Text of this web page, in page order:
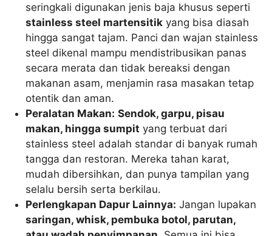
seringkali digunakan jenis baja khusus seperti
stainless steel martensitik yang bisa diasah
hingga sangat tajam. Panci dan wajan stainless
steel dikenal mampu mendistribusikan panas
secara merata dan tidak bereaksi dengan
makanan asam, menjamin rasa masakan tetap
otentik dan aman.
Peralatan Makan: Sendok, garpu, pisau
makan, hingga sumpit yang terbuat dari
stainless steel adalah standar di banyak rumah
tangga dan restoran. Mereka tahan karat,
mudah dibersihkan, dan punya tampilan yang
selalu bersih serta berkilau.
Perlengkapan Dapur Lainnya: Jangan lupakan
saringan, whisk, pembuka botol, parutan,